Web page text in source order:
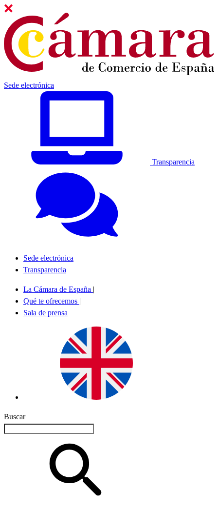
Sede electrónica
Transparencia
Sede electrónica
Transparencia
La Cámara de España |
Qué te ofrecemos |
Sala de prensa
Buscar